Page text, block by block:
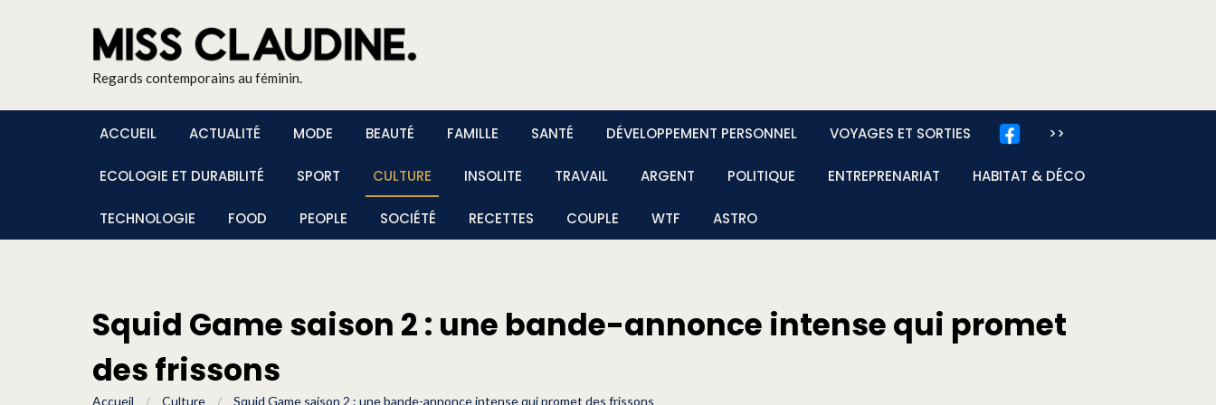
Regards contemporains au féminin.
ACCUEIL ACTUALITÉ MODE BEAUTÉ FAMILLE SANTÉ DÉVELOPPEMENT PERSONNEL VOYAGES ET SORTIES >>
ECOLOGIE ET DURABILITÉ SPORT CULTURE INSOLITE TRAVAIL ARGENT POLITIQUE ENTREPRENARIAT HABITAT & DÉCO
TECHNOLOGIE FOOD PEOPLE SOCIÉTÉ RECETTES COUPLE WTF ASTRO
Squid Game saison 2 : une bande-annonce intense qui promet
des frissons
Accueil / Culture / Squid Game saison 2 : une bande-annonce intense qui promet des frissons